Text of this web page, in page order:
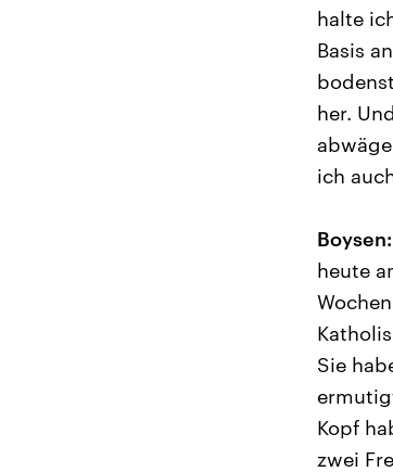
halte
Basis
her.
ich
Boysen:
heute
Sie
Kopf
zwei